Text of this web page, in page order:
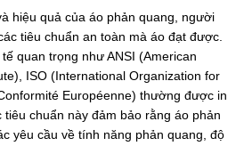
hiệu quả của áo phản quang, người
tiêu chuẩn an toàn mà áo đạt được.
quan trọng như ANSI (American
ISO (International Organization for
Européenne) thường được in
chuẩn này đảm bảo rằng áo phản
yêu cầu về tính năng phản quang, độ